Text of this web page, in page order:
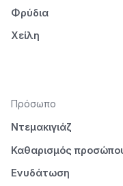
Φρύδια
Χείλη
Πρόσωπο
Ντεμακιγιάζ
Καθαρισμός
Ενυδάτωση